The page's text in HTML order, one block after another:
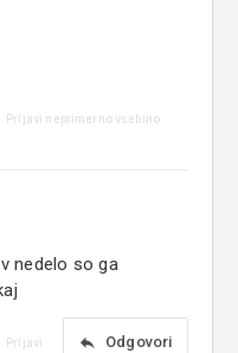
Prijavi neprimerno vsebino
nedelo so ga
reply Odgovori
Prijavi